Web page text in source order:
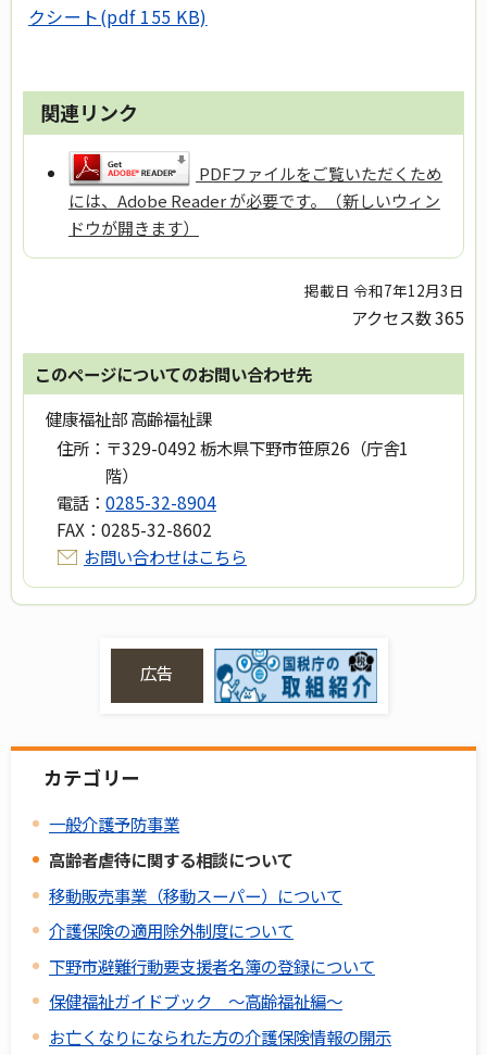
クシート(pdf 155 KB)
関連リンク
PDFファイルをご覧いただくため
には、Adobe Reader が必要です。（新しいウィン
ドウが開きます）
掲載日 令和7年12月3日
アクセス数365
このページについてのお問い合わせ先
健康福祉部 高齢福祉課
住所： 〒329-0492 栃木県下野市笹原26（庁舎1
階）
電話： 0285-32-8904
FAX： 0285-32-8602
お問い合わせはこちら
広告
カテゴリー
一般介護予防事業
高齢者虐待に関する相談について
移動販売事業（移動スーパー）について
介護保険の適用除外制度について
下野市避難行動要支援者名簿の登録について
保健福祉ガイドブック ～高齢福祉編～
お亡くなりになられた方の介護保険情報の開示